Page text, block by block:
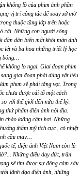
khổng lồ của phim ảnh phần
vị trí công tác để xoay xở mờ
thuộc tầng lớp trên hoặc
rãi. Những con người sống
dần dần biến mất khỏi màn ảnh
lét và ba hoa những triết lý học
bóng…
không lo ngại. Giai đoạn phim
giai đoạn phải dùng vật liệu
phim sẽ phải tăng vọt. Trong
chưa được cải tổ một cách
với thế giới đến nửa thế kỷ.
thứ phẩm điện ảnh nội địa.
cháo loãng cầm hơi. Những
thẩm mỹ tích cực , có nhiệt
cầu may…
tế, điện ảnh Việt Nam còn là
Những điều day dứt, trăn
sẽ tìm được sự đồng cảm sâu
lãnh đạo điện ảnh, những